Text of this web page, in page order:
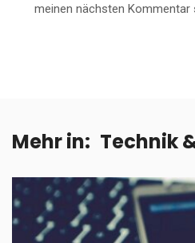
meinen nächsten Kommentar
Mehr in: Technik